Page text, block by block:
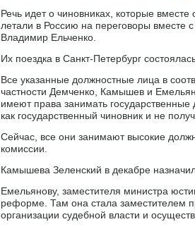
Речь идет о чиновниках, которые
летали в Россию на переговоры
Владимир Ельченко.
Их поездка в Санкт-Петербург
Все указанные должностные лица в
частности Демченко, Камышев и
имеют права занимать государственные
как государственный чиновник и не
Сейчас, все они занимают высокие
комиссии.
Камышева Зеленский в декабре
Емельянову, заместителя министра
реформе. Там она стала заместителем
организации судебной власти и